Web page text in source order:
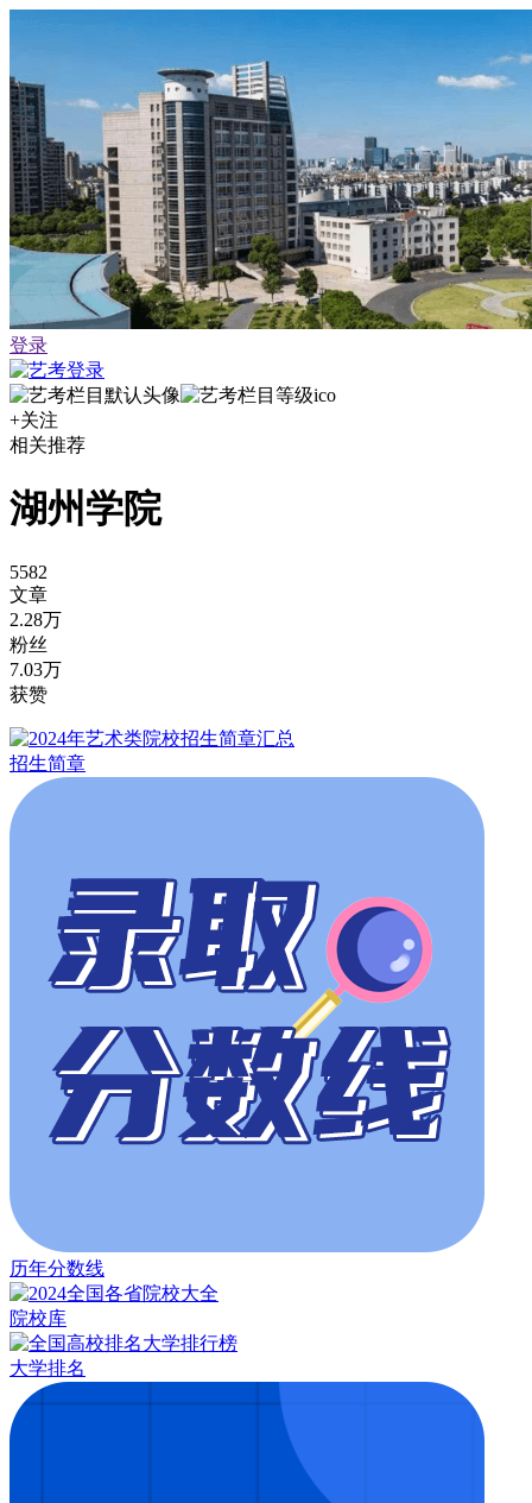
登录
+关注
相关推荐
湖州学院
5582
文章
2.28万
粉丝
7.03万
获赞
招生简章
历年分数线
院校库
大学排名